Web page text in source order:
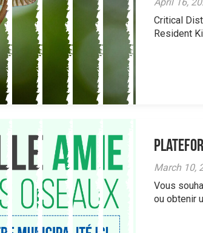
Critical
Resident
March 10,
Vous
ou obtenir